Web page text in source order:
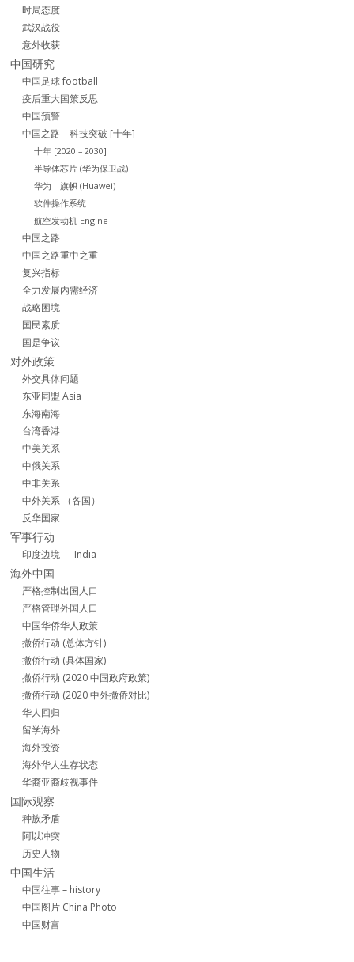
时局态度
武汉战役
意外收获
中国研究
中国足球 football
疫后重大国策反思
中国预警
中国之路 – 科技突破 [十年]
十年 [2020 – 2030]
半导体芯片 (华为保卫战)
华为 – 旗帜 (Huawei)
软件操作系统
航空发动机 Engine
中国之路
中国之路重中之重
复兴指标
全力发展内需经济
战略困境
国民素质
国是争议
对外政策
外交具体问题
东亚同盟 Asia
东海南海
台湾香港
中美关系
中俄关系
中非关系
中外关系 （各国）
反华国家
军事行动
印度边境 — India
海外中国
严格控制出国人口
严格管理外国人口
中国华侨华人政策
撤侨行动 (总体方针)
撤侨行动 (具体国家)
撤侨行动 (2020 中国政府政策)
撤侨行动 (2020 中外撤侨对比)
华人回归
留学海外
海外投资
海外华人生存状态
华裔亚裔歧视事件
国际观察
种族矛盾
阿以冲突
历史人物
中国生活
中国往事 – history
中国图片 China Photo
中国财富